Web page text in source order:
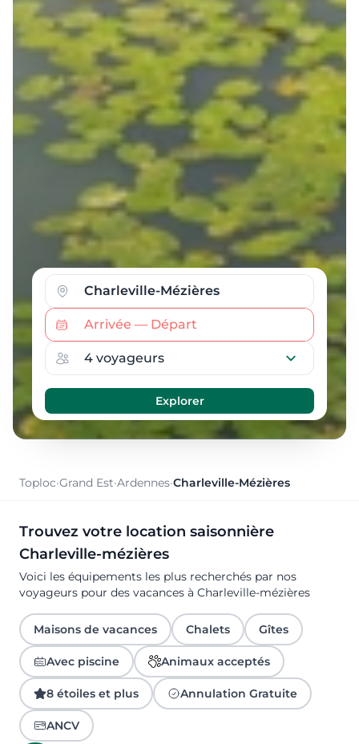
Toploc·Grand Est·Ardennes·Charleville-Mézières
Trouvez votre location saisonnière
Charleville-mézières
Voici les équipements les plus recherchés par nos
voyageurs pour des vacances à Charleville-mézières
Maisons de vacances Chalets Gîtes
Avec piscine Animaux acceptés
8 étoiles et plus Annulation Gratuite
ANCV